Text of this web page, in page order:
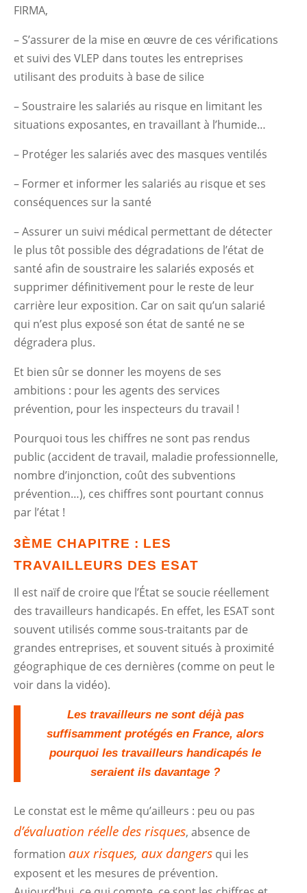
FIRMA,
– S’assurer de la mise en œuvre de ces vérifications
et suivi des VLEP dans toutes les entreprises
utilisant des produits à base de silice
– Soustraire les salariés au risque en limitant les
situations exposantes, en travaillant à l’humide…
– Protéger les salariés avec des masques ventilés
– Former et informer les salariés au risque et ses
conséquences sur la santé
– Assurer un suivi médical permettant de détecter
le plus tôt possible des dégradations de l’état de
santé afin de soustraire les salariés exposés et
supprimer définitivement pour le reste de leur
carrière leur exposition. Car on sait qu’un salarié
qui n’est plus exposé son état de santé ne se
dégradera plus.
Et bien sûr se donner les moyens de ses
ambitions : pour les agents des services
prévention, pour les inspecteurs du travail !
Pourquoi tous les chiffres ne sont pas rendus
public (accident de travail, maladie professionnelle,
nombre d’injonction, coût des subventions
prévention…), ces chiffres sont pourtant connus
par l’état !
3ÈME CHAPITRE : LES
TRAVAILLEURS DES ESAT
Il est naïf de croire que l’État se soucie réellement
des travailleurs handicapés. En effet, les ESAT sont
souvent utilisés comme sous-traitants par de
grandes entreprises, et souvent situés à proximité
géographique de ces dernières (comme on peut le
voir dans la vidéo).
Les travailleurs ne sont déjà pas
suffisamment protégés en France, alors
pourquoi les travailleurs handicapés le
seraient ils davantage ?
Le constat est le même qu’ailleurs : peu ou pas
d’évaluation réelle des risques, absence de
formation aux risques, aux dangers qui les
exposent et les mesures de prévention.